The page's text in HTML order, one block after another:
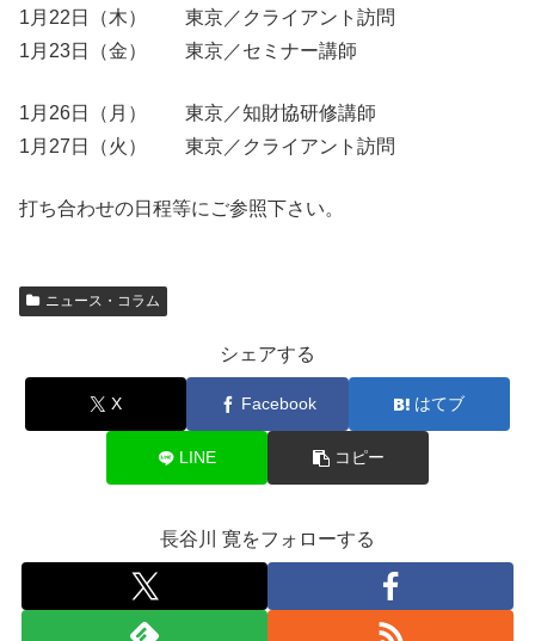
1月22日（木） 東京／クライアント訪問
1月23日（金） 東京／セミナー講師
1月26日（月） 東京／知財協研修講師
1月27日（火） 東京／クライアント訪問
打ち合わせの日程等にご参照下さい。
ニュース・コラム
シェアする
X Facebook はてブ
LINE コピー
長谷川 寛をフォローする